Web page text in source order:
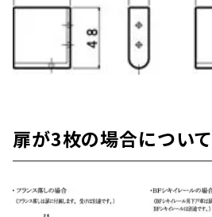
扉が3枚の場合について